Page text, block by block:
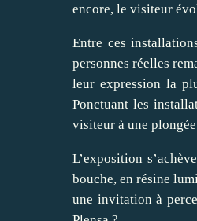
encore, le visiteur
Entre ces
personnes réelles
leur expression la
Ponctuant les
visiteur à une
L’exposition
bouche, en résine
une invitation à